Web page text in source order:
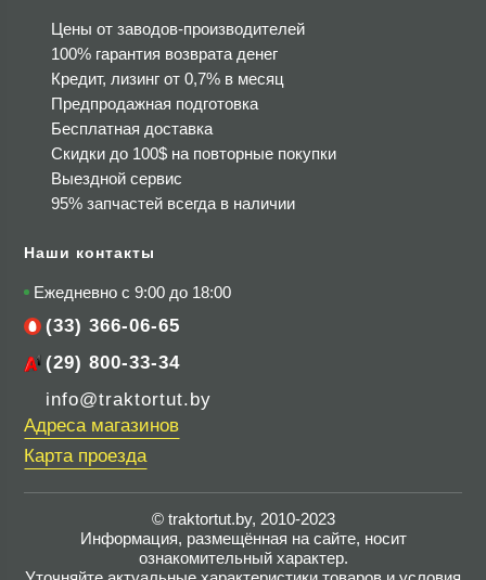
Цены от заводов-производителей
100% гарантия возврата денег
Кредит, лизинг от 0,7% в месяц
Предпродажная подготовка
Бесплатная доставка
Скидки до 100$ на повторные покупки
Выездной сервис
95% запчастей всегда в наличии
Наши контакты
Ежедневно с 9:00 до 18:00
(33) 366-06-65
(29) 800-33-34
info@traktortut.by
Адреса магазинов
Карта проезда
© traktortut.by, 2010-2023
Информация, размещённая на сайте, носит
ознакомительный характер.